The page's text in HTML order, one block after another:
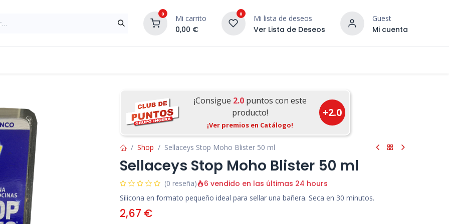
0 Mi carrito
0,00 €
0 Mi lista de deseos
Ver Lista de Deseos
Guest
Mi cuenta
¡DESCUBRE NUESTRO
¡Consigue 2.0puntos con este
producto!
¡Ver premios en Catálogo!
+2.0
Shop Sellaceys Stop Moho Blister 50 ml
Sellaceys Stop Moho Blister 50 ml
(0 reseña) 6 vendido en las últimas 24 hours
Silicona en formato pequeño ideal para sellar una bañera. Seca en 30 minutos.
2,67 €